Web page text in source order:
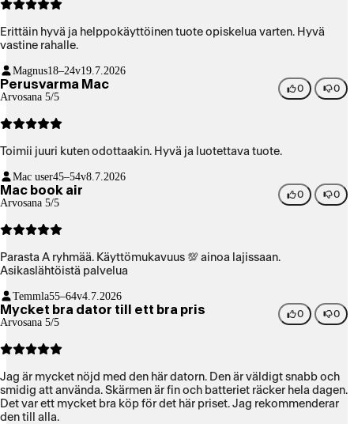
Erittäin hyvä ja helppokäyttöinen tuote opiskelua varten. Hyvä
vastine rahalle.
Magnus18–24v19.7.2026
Perusvarma Mac
Arvosana 5/5
0 0
Toimii juuri kuten odottaakin. Hyvä ja luotettava tuote.
Mac user45–54v8.7.2026
Mac book air
Arvosana 5/5
0 0
Parasta A ryhmää. Käyttömukavuus 💯 ainoa lajissaan.
Asikaslähtöistä palvelua
Temmla55–64v4.7.2026
Mycket bra dator till ett bra pris
Arvosana 5/5
0 0
Jag är mycket nöjd med den här datorn. Den är väldigt snabb och
smidig att använda. Skärmen är fin och batteriet räcker hela dagen.
Det var ett mycket bra köp för det här priset. Jag rekommenderar
den till alla.